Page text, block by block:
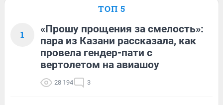
ТОП 5
1
«Прошу прощения за смелость»:
пара из Казани рассказала, как
провела гендер-пати с
вертолетом на авиашоу
28 194 3